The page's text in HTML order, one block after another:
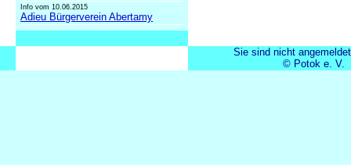
Info vom 10.06.2015
Adieu Bürgerverein Abertamy
Sie sind nicht angemeldet
© Potok e. V.